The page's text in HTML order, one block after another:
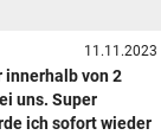
11.11.2023
innerhalb von 2
uns. Super
ich sofort wieder